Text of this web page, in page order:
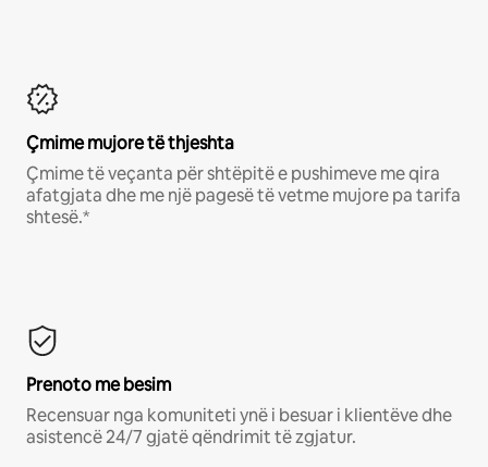
Çmime mujore të thjeshta
Çmime të veçanta për shtëpitë e pushimeve me qira
afatgjata dhe me një pagesë të vetme mujore pa tarifa
shtesë.*
Prenoto me besim
Recensuar nga komuniteti ynë i besuar i klientëve dhe
asistencë 24/7 gjatë qëndrimit të zgjatur.